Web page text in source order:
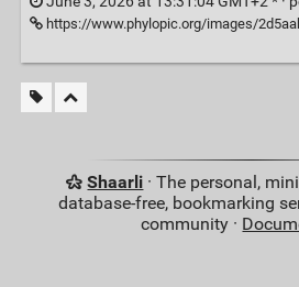
https://www.phylopic.org/images/2d5aab21-8c4a-
Shaarli · The personal,
database-free, bookmarking
community ·